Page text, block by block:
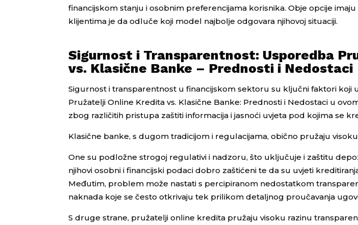
financijskom stanju i osobnim preferencijama korisnika. Obje opcije
klijentima je da odluče koji model najbolje odgovara njihovoj situaciji.
Sigurnost i Transparentnost: Usporedba
vs. Klasične Banke – Prednosti i Nedostaci
Sigurnost i transparentnost u financijskom sektoru su ključni faktori koji
Pružatelji Online Kredita vs. Klasične Banke: Prednosti i Nedostaci u
zbog različitih pristupa zaštiti informacija i jasnoći uvjeta pod kojima se
Klasične banke, s dugom tradicijom i regulacijama, obično pružaju
One su podložne strogoj regulativi i nadzoru, što uključuje i zaštitu
njihovi osobni i financijski podaci dobro zaštićeni te da su uvjeti
Međutim, problem može nastati s percipiranom nedostatkom
naknada koje se često otkrivaju tek prilikom detaljnog proučavanja
S druge strane, pružatelji online kredita pružaju visoku razinu